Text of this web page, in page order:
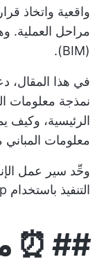
واقعية واتخاذ
مراحل العملية.
(BIM).
في هذا المقال،
الرئيسية، وكيف
معلومات
وحِّد سير عمل
التنفيذ باستخدام ClickUp
## ⏰